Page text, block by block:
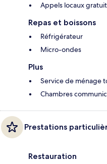
Appels locaux
Repas et boissons
Réfrigérateur
Micro-ondes
Plus
Service de ménage
Chambres
Prestations
Restauration